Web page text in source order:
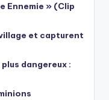
Ennemie » (Clip
et capturent
dangereux :